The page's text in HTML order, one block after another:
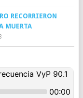
RECORRIERON
MUERTA